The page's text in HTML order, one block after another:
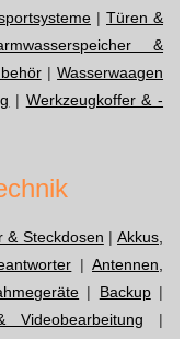
| Türen &
&
|Wasserwaagen
| Werkzeugkoffer & -
& Steckdosen |Akkus,
|Antennen,
| Backup|
Videobearbeitung |